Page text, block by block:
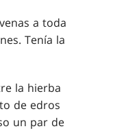
a toda
Tenía la
la hierba
de edros
un par de